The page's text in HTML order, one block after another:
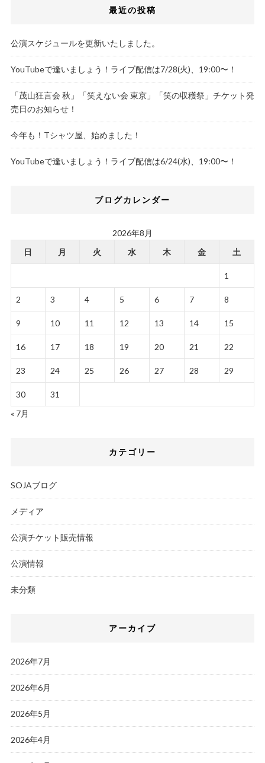
最近の投稿
公演スケジュールを更新いたしました。
YouTubeで逢いましょう！ライブ配信は7/28(火)、19:00〜！
「茂山狂言会 秋」「笑えない会 東京」「笑の収穫祭」チケット発
売日のお知らせ！
今年も！Tシャツ屋、始めました！
YouTubeで逢いましょう！ライブ配信は6/24(水)、19:00〜！
ブログカレンダー
2026年8月
日
月 火 水 木 金 土
1
2 3 4 5 6 7 8
9 10 11 12 13 14 15
16 17 18 19 20 21 22
23 24 25 26 27 28 29
30
31
« 7月
カテゴリー
SOJAブログ
メディア
公演チケット販売情報
公演情報
未分類
アーカイブ
2026年7月
2026年6月
2026年5月
2026年4月